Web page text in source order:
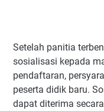
Setelah panitia
sosialisasi kepada
pendaftaran,
peserta didik baru.
dapat diterima